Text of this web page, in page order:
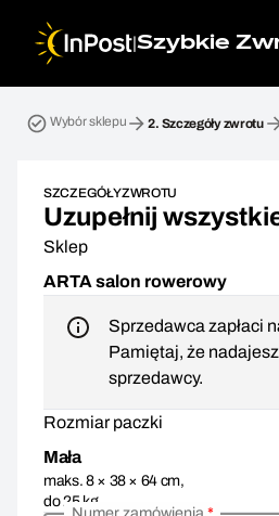
|Szybkie
Wybór sklepu 2. Szczegóły zwrotu
SZCZEGÓŁY ZWROTU
Uzupełnij
Sklep
ARTA salon rowerowy
Sprzedawca zapłaci
Pamiętaj, że
sprzedawcy.
Rozmiar paczki
Mała
maks. 8 × 38 × 64 cm,
do 25 kg